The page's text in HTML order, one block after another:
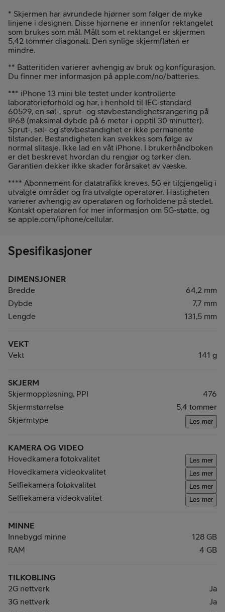
* Skjermen har avrundede hjørner som følger de myke
linjene i designen. Disse hjørnene er innenfor rektangelet
som brukes som mål. Målt som et rektangel er skjermen
5,42 tommer diagonalt. Den synlige skjermflaten er
mindre.
** Batteritiden varierer avhengig av bruk og konfigurasjon.
Du finner mer informasjon på apple.com/no/batteries.
*** iPhone 13 mini ble testet under kontrollerte
laboratorieforhold og har, i henhold til IEC-standard
60529, en søl-, sprut- og støvbestandighetsrangering på
IP68 (maksimal dybde på 6 meter i opptil 30 minutter).
Sprut-, søl- og støvbestandighet er ikke permanente
tilstander. Bestandigheten kan svekkes som følge av
normal slitasje. Ikke lad en våt iPhone. I bruker­håndboken
er det beskrevet hvordan du rengjør og tørker den.
Garantien dekker ikke skader forårsaket av væske.
**** Abonnement for datatrafikk kreves. 5G er tilgjengelig i
utvalgte områder og fra utvalgte operatører. Hastigheten
varierer avhengig av operatøren og forholdene på stedet.
Kontakt operatøren for mer informasjon om 5G-støtte, og
se apple.com/iphone/cellular.
Spesifikasjoner
DIMENSJONER
Bredde
64,2 mm
Dybde
7,7 mm
Lengde
131,5 mm
VEKT
Vekt
141 g
SKJERM
Skjermoppløsning, PPI
476
Skjermstørrelse
5,4 tommer
Skjermtype
Les mer
KAMERA OG VIDEO
Hovedkamera fotokvalitet
Les mer
Hovedkamera videokvalitet Les mer
Selfiekamera fotokvalitet Les mer
Selfiekamera videokvalitet Les mer
MINNE
Innebygd minne
128 GB
RAM
4 GB
TILKOBLING
2G nettverk
Ja
3G nettverk
Ja